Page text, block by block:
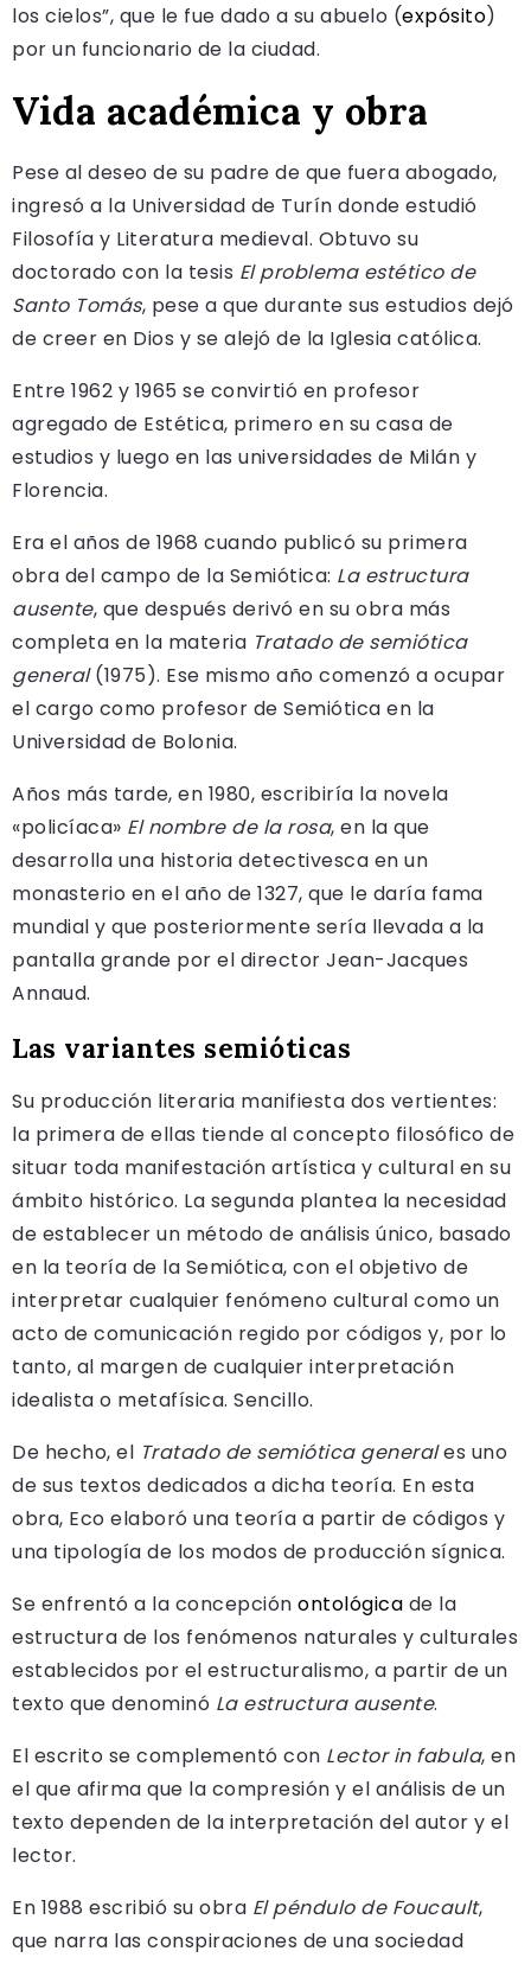
los cielos”, que le fue dado a su abuelo (expósito)
por un funcionario de la ciudad.
Vida académica y obra
Pese al deseo de su padre de que fuera abogado,
ingresó a la Universidad de Turín donde estudió
Filosofía y Literatura medieval. Obtuvo su
doctorado con la tesis El problema estético de
Santo Tomás, pese a que durante sus estudios dejó
de creer en Dios y se alejó de la Iglesia católica.
Entre 1962 y 1965 se convirtió en profesor
agregado de Estética, primero en su casa de
estudios y luego en las universidades de Milán y
Florencia.
Era el años de 1968 cuando publicó su primera
obra del campo de la Semiótica: La estructura
ausente, que después derivó en su obra más
completa en la materia Tratado de semiótica
general(1975). Ese mismo año comenzó a ocupar
el cargo como profesor de Semiótica en la
Universidad de Bolonia.
Años más tarde, en 1980, escribiría la novela
«policíaca» El nombre de la rosa, en la que
desarrolla una historia detectivesca en un
monasterio en el año de 1327, que le daría fama
mundial y que posteriormente sería llevada a la
pantalla grande por el director Jean-Jacques
Annaud.
Las variantes semióticas
Su producción literaria manifiesta dos vertientes:
la primera de ellas tiende al concepto filosófico de
situar toda manifestación artística y cultural en su
ámbito histórico. La segunda plantea la necesidad
de establecer un método de análisis único, basado
en la teoría de la Semiótica, con el objetivo de
interpretar cualquier fenómeno cultural como un
acto de comunicación regido por códigos y, por lo
tanto, al margen de cualquier interpretación
idealista o metafísica. Sencillo.
De hecho, el Tratado de semiótica generales uno
de sus textos dedicados a dicha teoría. En esta
obra, Eco elaboró una teoría a partir de códigos y
una tipología de los modos de producción sígnica.
Se enfrentó a la concepción ontológica de la
estructura de los fenómenos naturales y culturales
establecidos por el estructuralismo, a partir de un
texto que denominó La estructura ausente.
El escrito se complementó con Lector in fabula, en
el que afirma que la compresión y el análisis de un
texto dependen de la interpretación del autor y el
lector.
En 1988 escribió su obra El péndulo de Foucault,
que narra las conspiraciones de una sociedad